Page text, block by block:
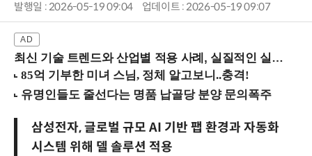
발행일 : 2026-05-19 09:04 업데이트 : 2026-05-19 09:07
최신 기술 트렌드와 산업별 적용 사례, 실질적인 실행 전략을 공유 (9/18 양재역)
삼성전자, 글로벌 규모 AI 기반 팹 환경과 자동화
시스템 위해 델 솔루션 적용